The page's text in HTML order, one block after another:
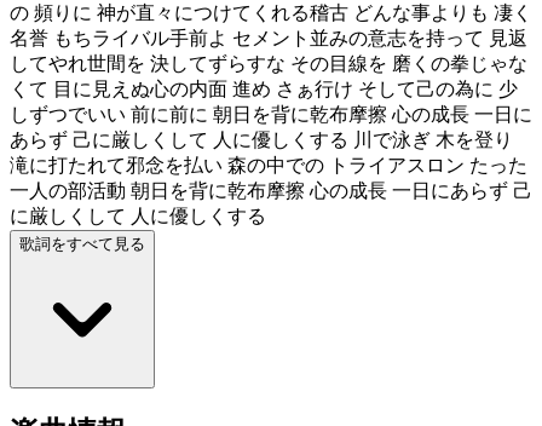
の 頻りに 神が直々につけてくれる稽古 どんな事よりも 凄く
名誉 もちライバル手前よ セメント並みの意志を持って 見返
してやれ世間を 決してずらすな その目線を 磨くの拳じゃな
くて 目に見えぬ心の内面 進め さぁ行け そして己の為に 少
しずつでいい 前に前に 朝日を背に乾布摩擦 心の成長 一日に
あらず 己に厳しくして 人に優しくする 川で泳ぎ 木を登り
滝に打たれて邪念を払い 森の中での トライアスロン たった
一人の部活動 朝日を背に乾布摩擦 心の成長 一日にあらず 己
に厳しくして 人に優しくする
歌詞をすべて見る